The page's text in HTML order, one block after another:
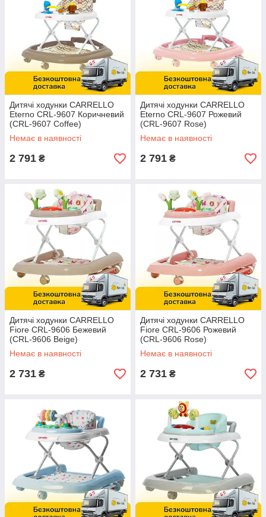
Дитячі ходунки CARRELLO
Eterno CRL-9607 Коричневий
(CRL-9607 Coffee)
Немає в наявності
2 791 ₴
Дитячі ходунки CARRELLO
Eterno CRL-9607 Рожевий
(CRL-9607 Rose)
Немає в наявності
2 791 ₴
Дитячі ходунки CARRELLO
Fiore CRL-9606 Бежевий
(CRL-9606 Beige)
Немає в наявності
2 731 ₴
Дитячі ходунки CARRELLO
Fiore CRL-9606 Рожевий
(CRL-9606 Rose)
Немає в наявності
2 731 ₴